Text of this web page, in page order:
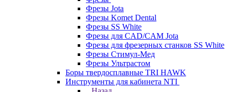
Фрезы Jota
Фрезы Komet Dental
Фрезы SS White
Фрезы для CAD/CAM Jota
Фрезы для фрезерных станков SS White
Фрезы Стимул-Мед
Фрезы Ультрастом
Боры твердосплавные TRI HAWK
Инструменты для кабинета NTI